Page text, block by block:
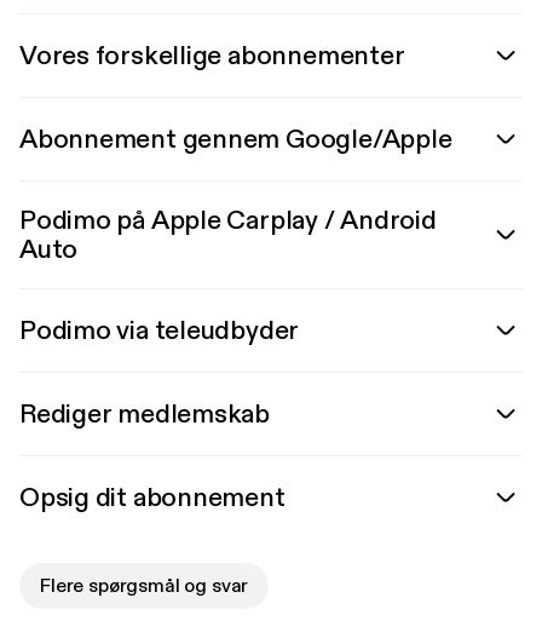
Vores forskellige abonnementer
Abonnement gennem Google/Apple
Podimo på Apple Carplay / Android
Auto
Podimo via teleudbyder
Rediger medlemskab
Opsig dit abonnement
Flere spørgsmål og svar